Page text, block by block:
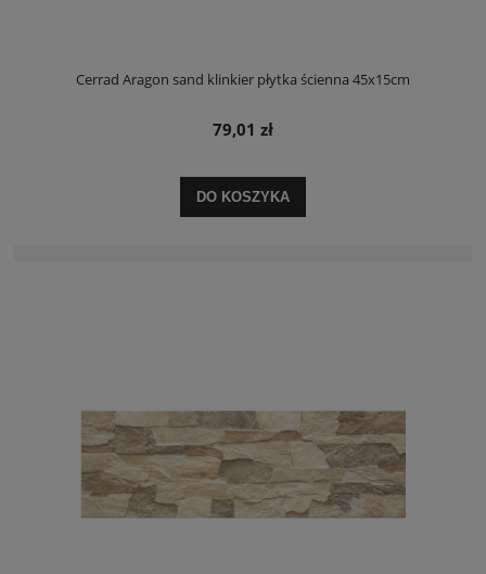
Cerrad Aragon sand klinkier płytka ścienna 45x15cm
79,01 zł
DO KOSZYKA